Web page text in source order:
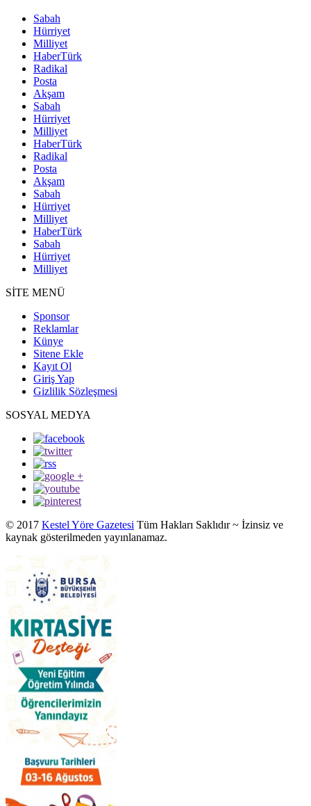
Sabah
Hürriyet
Milliyet
HaberTürk
Radikal
Posta
Akşam
Sabah
Hürriyet
Milliyet
HaberTürk
Radikal
Posta
Akşam
Sabah
Hürriyet
Milliyet
HaberTürk
Sabah
Hürriyet
Milliyet
SİTE MENÜ
Sponsor
Reklamlar
Künye
Sitene Ekle
Kayıt Ol
Giriş Yap
Gizlilik Sözleşmesi
SOSYAL MEDYA
© 2017 Kestel Yöre Gazetesi Tüm Hakları Saklıdır ~ İzinsiz ve
kaynak gösterilmeden yayınlanamaz.